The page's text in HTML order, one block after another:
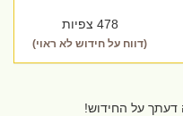
478 צפיות
(דווח על חידוש לא ראוי)
על החידוש!